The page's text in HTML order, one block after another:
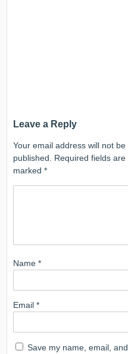
Leave a Reply
Your email address will not be
published.
Required fields are
marked*
Name*
Email*
Save my name, email, and